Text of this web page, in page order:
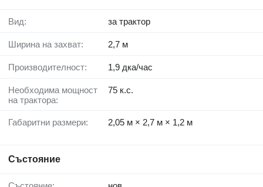
Вид: за трактор
Ширина на захват: 2,7 м
Производителност: 1,9 дка/час
Необходима мощност
на трактора:
75 к.с.
Габаритни размери: 2,05 м × 2,7 м × 1,2 м
Състояние